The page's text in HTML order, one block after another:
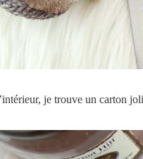
je trouve un carton